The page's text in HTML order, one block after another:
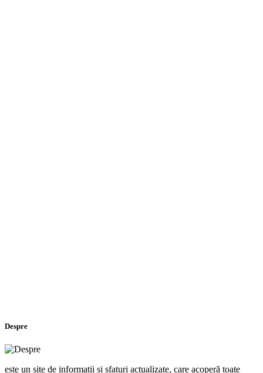
Despre
este un site de informații și sfaturi actualizate, care acoperă toate